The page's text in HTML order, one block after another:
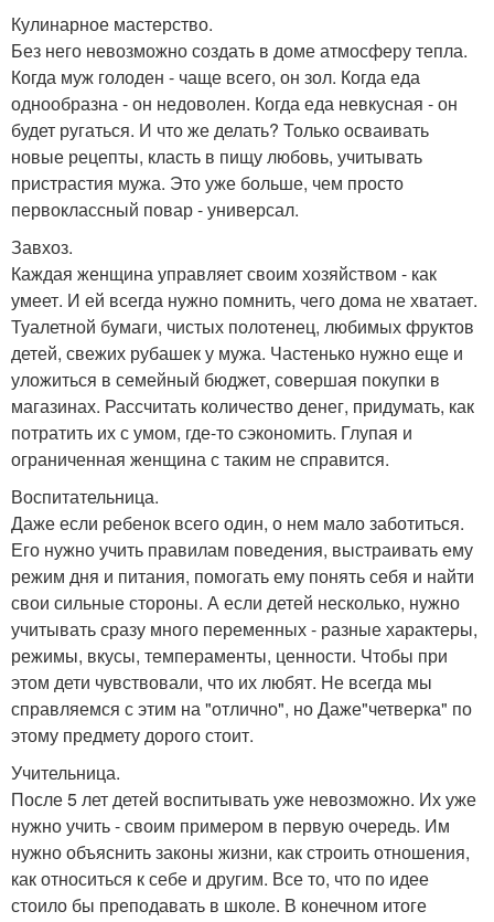
Кулинарное мастерство.
Без него невозможно создать в доме атмосферу тепла.
Когда муж голоден - чаще всего, он зол. Когда еда
однообразна - он недоволен. Когда еда невкусная - он
будет ругаться. И что же делать? Только осваивать
новые рецепты, класть в пищу любовь, учитывать
пристрастия мужа. Это уже больше, чем просто
первоклассный повар - универсал.
Завхоз.
Каждая женщина управляет своим хозяйством - как
умеет. И ей всегда нужно помнить, чего дома не хватает.
Туалетной бумаги, чистых полотенец, любимых фруктов
детей, свежих рубашек у мужа. Частенько нужно еще и
уложиться в семейный бюджет, совершая покупки в
магазинах. Рассчитать количество денег, придумать, как
потратить их с умом, где-то сэкономить. Глупая и
ограниченная женщина с таким не справится.
Воспитательница.
Даже если ребенок всего один, о нем мало заботиться.
Его нужно учить правилам поведения, выстраивать ему
режим дня и питания, помогать ему понять себя и найти
свои сильные стороны. А если детей несколько, нужно
учитывать сразу много переменных - разные характеры,
режимы, вкусы, темпераменты, ценности. Чтобы при
этом дети чувствовали, что их любят. Не всегда мы
справляемся с этим на "отлично", но Даже"четверка" по
этому предмету дорого стоит.
Учительница.
После 5 лет детей воспитывать уже невозможно. Их уже
нужно учить - своим примером в первую очередь. Им
нужно объяснить законы жизни, как строить отношения,
как относиться к себе и другим. Все то, что по идее
стоило бы преподавать в школе. В конечном итоге